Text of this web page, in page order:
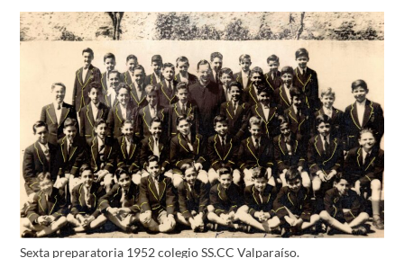
Sexta preparatoria 1952 colegio SS.CC Valparaíso.